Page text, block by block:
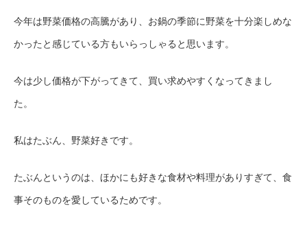
今年は野菜価格の高騰があり、お鍋の季節に野菜を十分楽しめな
かったと感じている方もいらっしゃると思います。
今は少し価格が下がってきて、買い求めやすくなってきまし
た。
私はたぶん、野菜好きです。
たぶんというのは、ほかにも好きな食材や料理がありすぎて、食
事そのものを愛しているためです。